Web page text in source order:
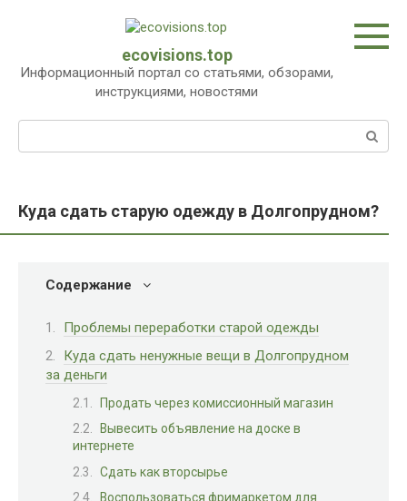
ecovisions.top
Информационный портал со статьями, обзорами,
инструкциями, новостями
Куда сдать старую одежду в Долгопрудном?
Содержание
Проблемы переработки старой одежды
Куда сдать ненужные вещи в Долгопрудном
за деньги
Продать через комиссионный магазин
Вывесить объявление на доске в
интернете
Сдать как вторсырье
Воспользоваться фримаркетом для